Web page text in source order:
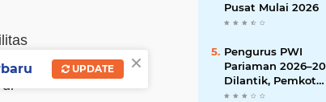
Pusat Mulai 2026
Pengurus PWI
Pariaman
Dilantik, Pemkot
Tekankan Sinergi
×
UPDATE